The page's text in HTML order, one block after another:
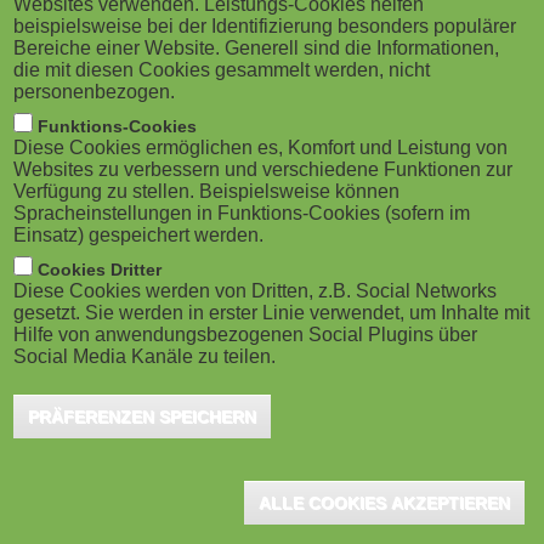
M
o
b
i
l
e
)
g
a
o
n
Berlin, November 2017 - Eine internationale
Expertengruppe für Datensicherheit und Datenschutz
im Bereich Bildung warnt, dass der Bildungssektor
möglicherweise nicht auf die anstehende Umsetzung
der neuen EU-Rechtsvorschriften zum Datenschutz,
die Datenschutz-Grundverordnung (DSGVO),
vorbereitet ist. Dies wird auf der 23. globalen,
branchenübergreifende Konferenz für
Global, vom 6. bis 8. Dezember 2017 in Berlin diskutiert
Die Experten, denen Miho Tanaka von der Enobyte GmbH,
Websites verwenden. Leistungs-Cookies helfen
beispielsweise bei der Identifizierung besonders populärer
Bereiche einer Website. Generell sind die Informationen,
die mit diesen Cookies gesammelt werden, nicht
personenbezogen.
Funktions-Cookies
Diese Cookies ermöglichen es, Komfort und Leistung von
Websites zu verbessern und verschiedene Funktionen zur
Verfügung zu stellen. Beispielsweise können
Spracheinstellungen in Funktions-Cookies (sofern im
Einsatz) gespeichert werden.
Cookies Dritter
Diese Cookies werden von Dritten, z.B. Social Networks
gesetzt. Sie werden in erster Linie verwendet, um Inhalte mit
Hilfe von anwendungsbezogenen Social Plugins über
Social Media Kanäle zu teilen.
PRÄFERENZEN SPEICHERN
ALLE COOKIES AKZEPTIEREN